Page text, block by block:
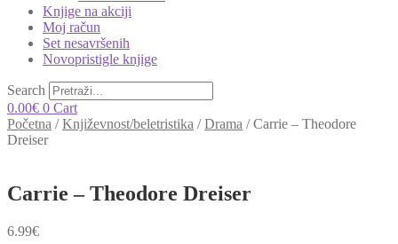
Knjige na akciji
Moj račun
Set nesavršenih
Novopristigle knjige
Search
0.00€ 0 Cart
Početna /Književnost/beletristika /Drama /Carrie – Theodore
Dreiser
Carrie – Theodore Dreiser
6.99€